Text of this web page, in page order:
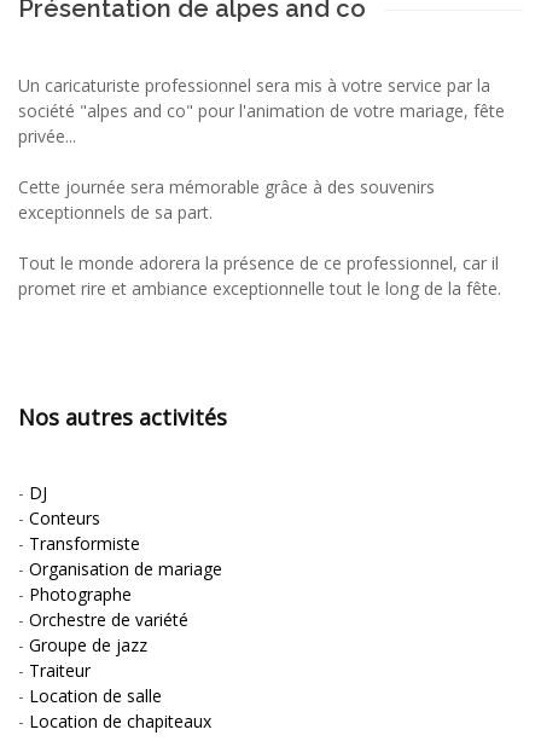
Présentation de alpes and co
Un caricaturiste professionnel sera mis à votre service par la
société "alpes and co" pour l'animation de votre mariage, fête
privée...
Cette journée sera mémorable grâce à des souvenirs
exceptionnels de sa part.
Tout le monde adorera la présence de ce professionnel, car il
promet rire et ambiance exceptionnelle tout le long de la fête.
Nos autres activités
- DJ
- Conteurs
- Transformiste
- Organisation de mariage
- Photographe
- Orchestre de variété
- Groupe de jazz
- Traiteur
- Location de salle
- Location de chapiteaux